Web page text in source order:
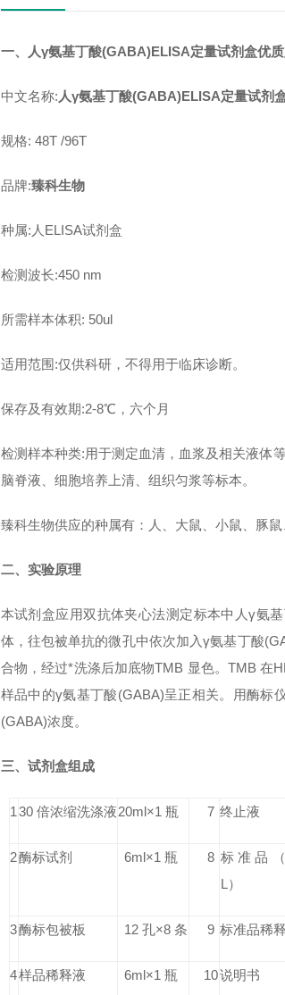
一、人γ氨基丁酸(GABA)ELISA定量试剂盒优
中文名称: 人γ氨基丁酸(GABA)ELISA定量试剂
规格: 48T /96T
品牌:臻科生物
种属:人ELISA试剂盒
检测波长:450 nm
所需样本体积: 50ul
适用范围:仅供科研，不得用于临床诊断。
保存及有效期:2-8℃，六个月
检测样本种类:用于测定血清，血浆及相关液体
脑脊液、细胞培养上清、组织匀浆等标本。
臻科生物供应的种属有：人、大鼠、小鼠、豚
二、实验原理
本试剂盒应用双抗体夹心法测定标本中人γ氨
体，往包被单抗的微孔中依次加入γ氨基丁酸
合物，经过*洗涤后加底物TMB 显色。TMB 在
样品中的γ氨基丁酸(GABA)呈正相关。用酶标
(GABA)浓度。
三、试剂盒组成
1 30 倍浓缩洗涤液20ml×1 瓶 7 终止液
2酶标试剂 6ml×1 瓶 8 标准品
L）
3酶标包被板 12 孔×8 条 9 标准品稀
4样品稀释液 6ml×1 瓶 10说明书